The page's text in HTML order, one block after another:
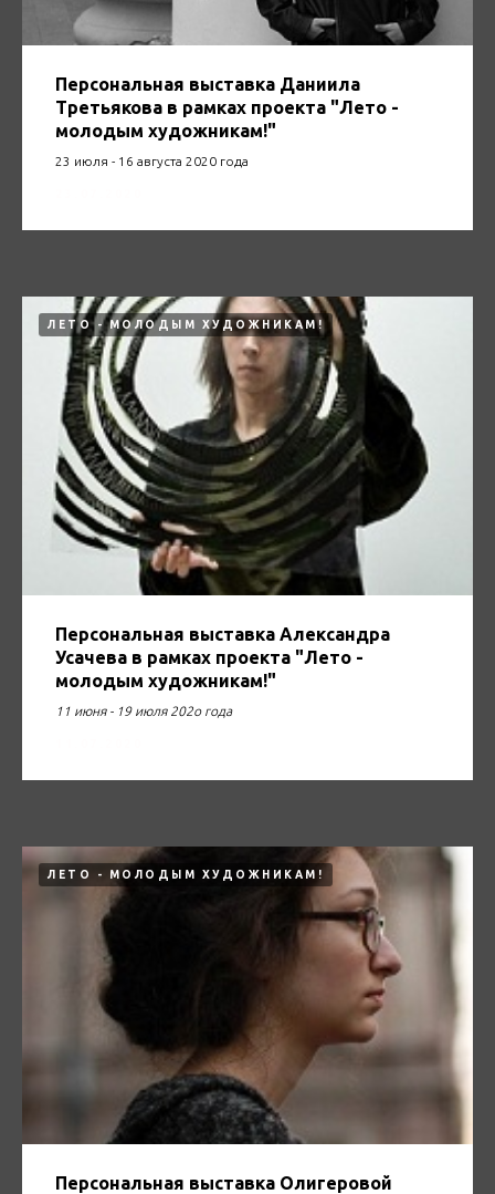
Персональная выставка Даниила
Третьякова в рамках проекта "Лето -
молодым художникам!"
23 июля - 16 августа 2020 года
ЛЕТО - МОЛОДЫМ ХУДОЖНИКАМ!
Персональная выставка Александра
Усачева в рамках проекта "Лето -
молодым художникам!"
11 июня - 19 июля 202о года
ЛЕТО - МОЛОДЫМ ХУДОЖНИКАМ!
Персональная выставка Олигеровой